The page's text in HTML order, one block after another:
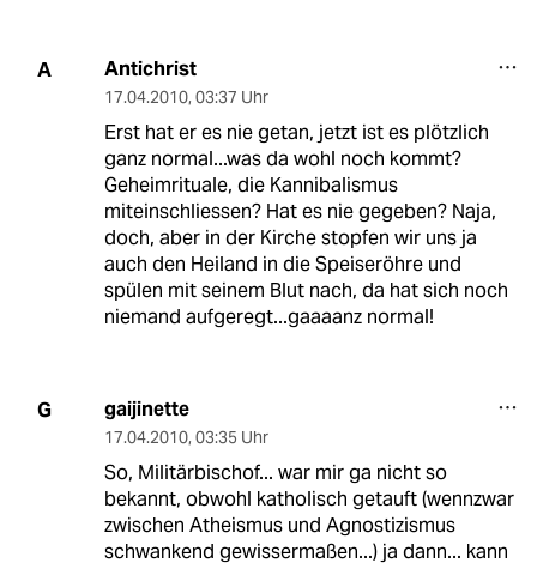
A Antichrist
17.04.2010, 03:37 Uhr
Erst hat er es nie getan, jetzt ist es plötzlich
ganz normal...was da wohl noch kommt?
Geheimrituale, die Kannibalismus
miteinschliessen? Hat es nie gegeben? Naja,
doch, aber in der Kirche stopfen wir uns ja
auch den Heiland in die Speiseröhre und
spülen mit seinem Blut nach, da hat sich noch
niemand aufgeregt...gaaaanz normal!
G gaijinette
17.04.2010, 03:35 Uhr
So, Militärbischof... war mir ga nicht so
bekannt, obwohl katholisch getauft (wennzwar
zwischen Atheismus und Agnostizismus
schwankend gewissermaßen...) ja dann... kann